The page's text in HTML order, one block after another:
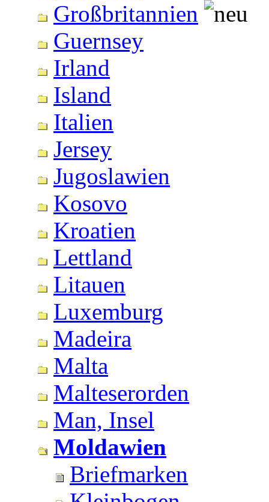
Großbritannien
Guernsey
Irland
Island
Italien
Jersey
Jugoslawien
Kosovo
Kroatien
Lettland
Litauen
Luxemburg
Madeira
Malta
Malteserorden
Man, Insel
Moldawien
Briefmarken